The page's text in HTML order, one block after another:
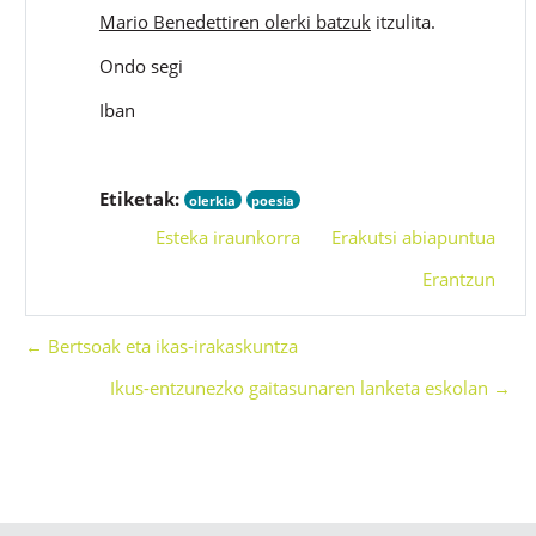
Mario Benedettiren olerki batzukitzulita.
Ondo segi
Iban
Etiketak: olerkia poesia
Esteka iraunkorra
Erakutsi abiapuntua
Erantzun
← Bertsoak eta ikas-irakaskuntza
Ikus-entzunezko gaitasunaren lanketa eskolan →